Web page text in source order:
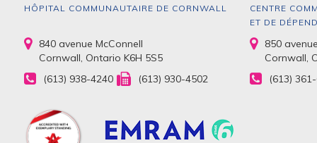
HÔPITAL COMMUNAUTAIRE DE CORNWALL
840 avenue McConnell
Cornwall, Ontario K6H 5S5
(613) 938-4240
(613) 930-4502
CENTRE
ET DE
850
Cornwall,
(613)